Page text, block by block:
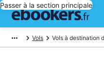
Passer à la section principale
Vols Vols à destination